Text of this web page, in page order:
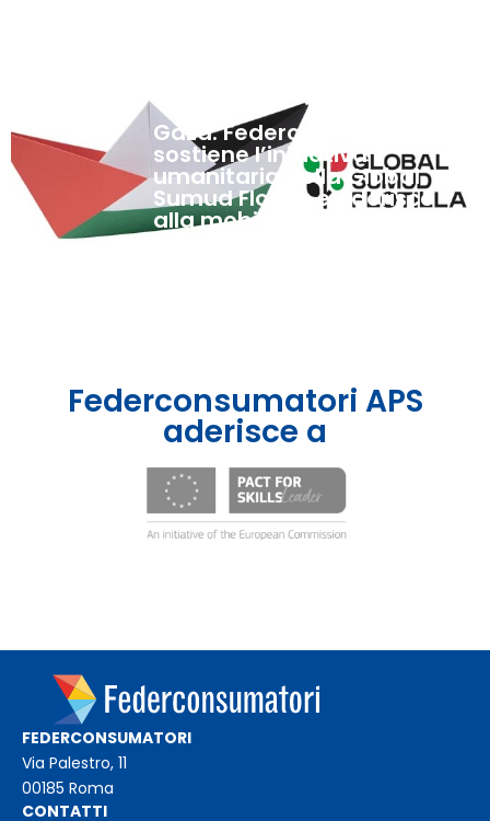
Gaza: Federconsumatori
sostiene l’iniziativa
umanitaria della Global
Sumud Flotilla e aderisce
alla mobilitazione
nazionale promossa dalla
Federconsumatori APS
aderisce a
FEDERCONSUMATORI
Via Palestro, 11
00185 Roma
CONTATTI